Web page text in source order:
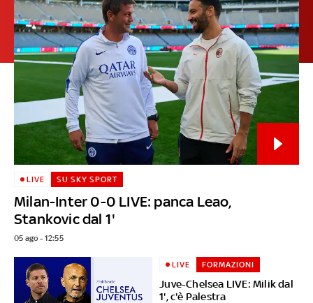
Milan-Inter 0-0 LIVE: panca Leao,
Stankovic dal 1'
LIVE SU SKY SPORT
05 ago - 12:55
Juve-Chelsea LIVE: Milik dal
1', c'è Palestra
LIVE FORMAZIONI